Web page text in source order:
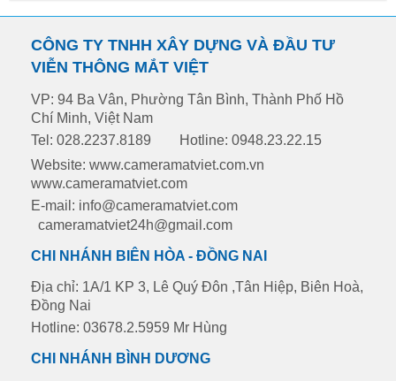
CÔNG TY TNHH XÂY DỰNG VÀ ĐẦU TƯ
VIỄN THÔNG MẮT VIỆT
VP: 94 Ba Vân, Phường Tân Bình, Thành Phố Hồ
Chí Minh, Việt Nam
Tel: 028.2237.8189
Hotline: 0948.23.22.15
Website: www.cameramatviet.com.vn
www.cameramatviet.com
E-mail: info@cameramatviet.com
cameramatviet24h@gmail.com
CHI NHÁNH BIÊN HÒA - ĐỒNG NAI
Địa chỉ: 1A/1 KP 3, Lê Quý Đôn ,Tân Hiệp, Biên Hoà,
Đồng Nai
Hotline: 03678.2.5959 Mr Hùng
CHI NHÁNH BÌNH DƯƠNG